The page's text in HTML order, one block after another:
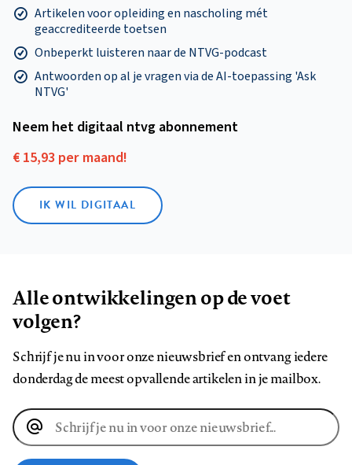
Artikelen voor opleiding en nascholing mét
geaccrediteerde toetsen
Onbeperkt luisteren naar de NTVG-podcast
Antwoorden op al je vragen via de AI-toepassing 'Ask
NTVG'
Neem het digitaal ntvg abonnement
€ 15,93 per maand!
IK WIL DIGITAAL
Alle ontwikkelingen op de voet
volgen?
Schrijf je nu in voor onze nieuwsbrief en ontvang iedere
donderdag de meest opvallende artikelen in je mailbox.
E-
mailadres